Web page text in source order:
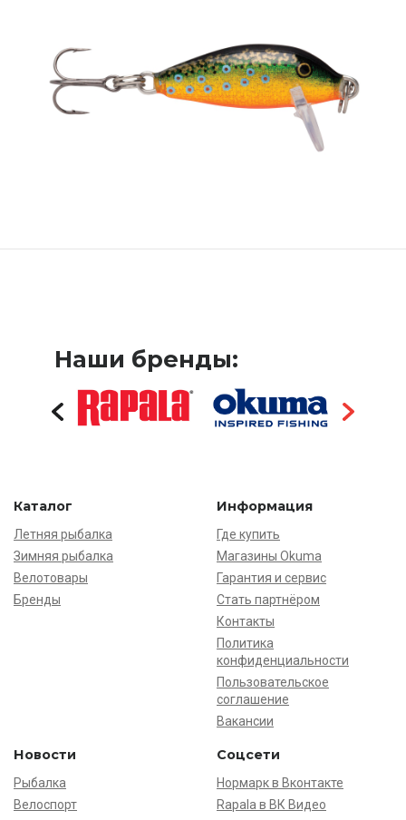
Наши бренды:
Каталог
Летняя рыбалка
Зимняя рыбалка
Велотовары
Бренды
Информация
Где купить
Магазины Okuma
Гарантия и сервис
Стать партнёром
Контакты
Политика
конфиденциальности
Пользовательское
соглашение
Вакансии
Новости
Рыбалка
Велоспорт
Соцсети
Нормарк в Вконтакте
Rapala в ВК Видео